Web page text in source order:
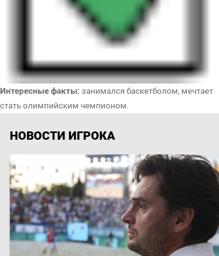
Интересные факты: занимался баскетболом, мечтает
стать олимпийским чемпионом.
НОВОСТИ ИГРОКА